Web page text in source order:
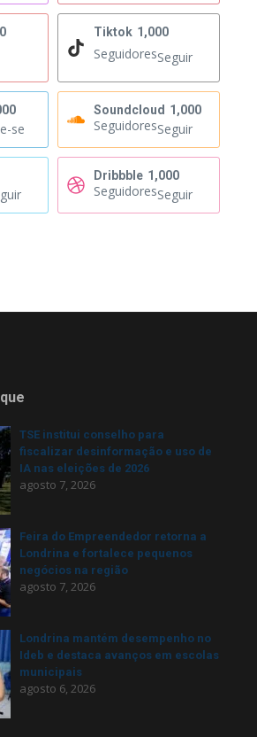
Tiktok 1,000
SeguidoresSeguir
se
Soundcloud 1,000
SeguidoresSeguir
Dribbble 1,000
SeguidoresSeguir
TSE institui conselho para
fiscalizar desinformação e uso de
IA nas eleições de 2026
agosto 7, 2026
Feira do Empreendedor retorna a
Londrina e fortalece pequenos
negócios na região
agosto 7, 2026
Londrina mantém desempenho no
Ideb e destaca avanços em escolas
municipais
agosto 6, 2026